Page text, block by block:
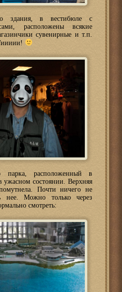
здания, в вестибюле с
расположены всякие
сувенирные и т.п.
парка, расположенный в
ужасном состоянии. Верхняя
Почти ничего не
нее. Можно только через
смотреть: